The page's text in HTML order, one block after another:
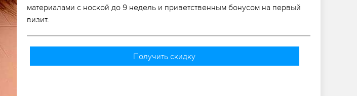
материалами с ноской до 9 недель и приветственным бонусом на первый
визит.
Получить скидку